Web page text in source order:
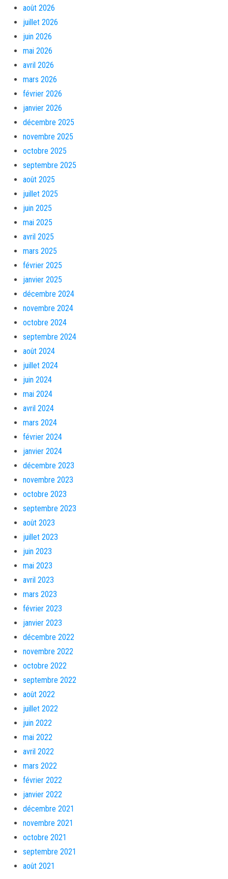
août 2026
juillet 2026
juin 2026
mai 2026
avril 2026
mars 2026
février 2026
janvier 2026
décembre 2025
novembre 2025
octobre 2025
septembre 2025
août 2025
juillet 2025
juin 2025
mai 2025
avril 2025
mars 2025
février 2025
janvier 2025
décembre 2024
novembre 2024
octobre 2024
septembre 2024
août 2024
juillet 2024
juin 2024
mai 2024
avril 2024
mars 2024
février 2024
janvier 2024
décembre 2023
novembre 2023
octobre 2023
septembre 2023
août 2023
juillet 2023
juin 2023
mai 2023
avril 2023
mars 2023
février 2023
janvier 2023
décembre 2022
novembre 2022
octobre 2022
septembre 2022
août 2022
juillet 2022
juin 2022
mai 2022
avril 2022
mars 2022
février 2022
janvier 2022
décembre 2021
novembre 2021
octobre 2021
septembre 2021
août 2021